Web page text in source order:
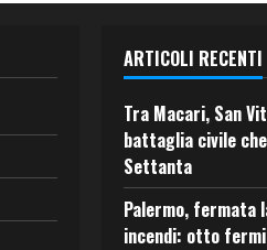
ARTICOLI RECENTI
Tra Macari, San
battaglia civile
Settanta
Palermo, fermata
incendi: otto fermi